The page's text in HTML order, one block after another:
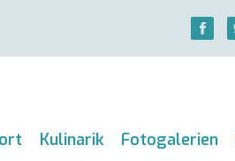
Kulinarik Fotogalerien